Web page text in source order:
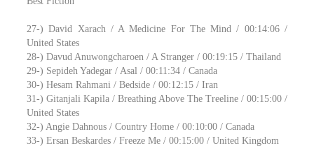
27-) David Xarach / A Medicine For The Mind / 00:14:06 /
United States
28-) Davud Anuwongcharoen / A Stranger / 00:19:15 / Thailand
29-) Sepideh Yadegar / Asal / 00:11:34 / Canada
30-) Hesam Rahmani / Bedside / 00:12:15 / Iran
31-) Gitanjali Kapila / Breathing Above The Treeline / 00:15:00 /
United States
32-) Angie Dahnous / Country Home / 00:10:00 / Canada
33-) Ersan Beskardes / Freeze Me / 00:15:00 / United Kingdom